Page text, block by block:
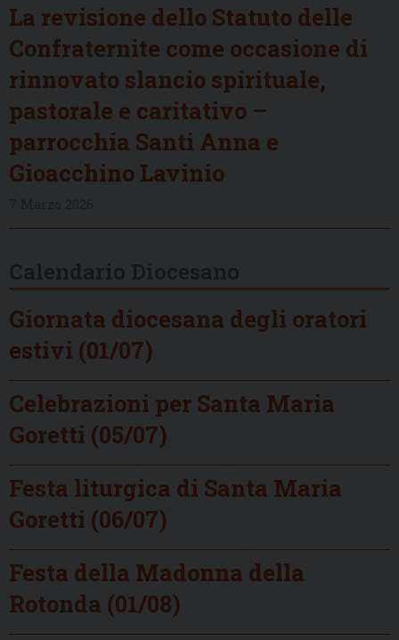
La revisione dello Statuto delle
Confraternite come occasione di
rinnovato slancio spirituale,
pastorale e caritativo –
parrocchia Santi Anna e
Gioacchino Lavinio
Giornata diocesana degli oratori
estivi (01/07)
Celebrazioni per Santa Maria
Goretti (05/07)
Festa liturgica di Santa Maria
Goretti (06/07)
Festa della Madonna della
Rotonda (01/08)